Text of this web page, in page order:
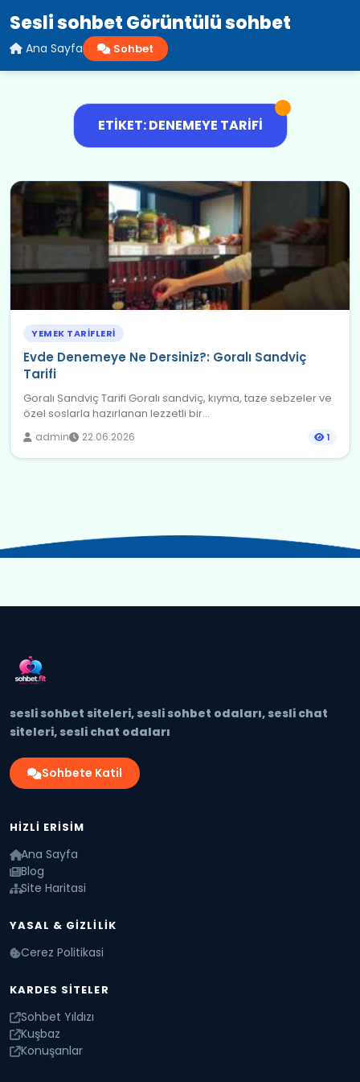
Sesli sohbet Görüntülü sohbet
Ana Sayfa Sohbet
ETIKET: DENEMEYE TARIFI
YEMEK TARIFLERI
Evde Denemeye Ne Dersiniz?: Goralı Sandviç
Tarifi
Goralı Sandviç Tarifi Goralı sandviç, kıyma, taze sebzeler ve
özel soslarla hazırlanan lezzetli bir...
admin 22.06.2026 1
sesli sohbet siteleri, sesli sohbet odaları, sesli chat
siteleri, sesli chat odaları
Sohbete Katil
HIZLI ERISIM
Ana Sayfa
Blog
Site Haritasi
YASAL & GIZLILIK
Cerez Politikasi
KARDES SITELER
Sohbet Yıldızı
Kuşbaz
Konuşanlar